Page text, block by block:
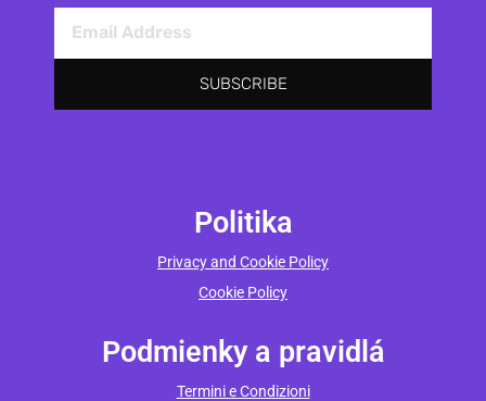
SUBSCRIBE
Politika
Privacy and Cookie Policy
Cookie Policy
Podmienky a pravidlá
Termini e Condizioni